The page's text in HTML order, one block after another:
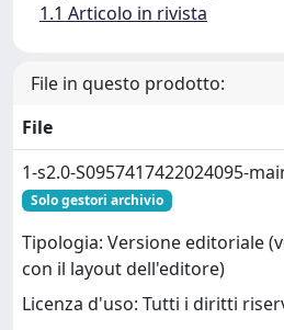
1.1 Articolo in rivista
File in questo prodotto:
File
1-s2.0-S0957417422024095-
Solo gestori archivio
Tipologia: Versione editoriale
con il layout dell'editore)
Licenza d'uso: Tutti i diritti